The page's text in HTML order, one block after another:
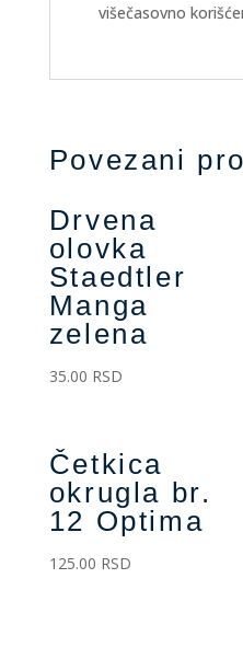
višečasovno
Povezani
Drvena
olovka
Staedtler
Manga
zelena
35.00 RSD
Četkica
okrugla br.
12 Optima
125.00 RSD